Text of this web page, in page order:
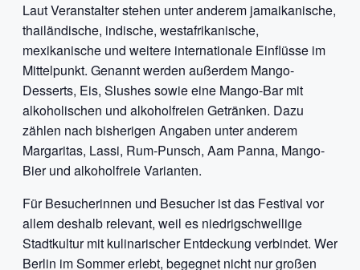
Laut Veranstalter stehen unter anderem jamaikanische,
thailändische, indische, westafrikanische,
mexikanische und weitere internationale Einflüsse im
Mittelpunkt. Genannt werden außerdem Mango-
Desserts, Eis, Slushes sowie eine Mango-Bar mit
alkoholischen und alkoholfreien Getränken. Dazu
zählen nach bisherigen Angaben unter anderem
Margaritas, Lassi, Rum-Punsch, Aam Panna, Mango-
Bier und alkoholfreie Varianten.
Für Besucherinnen und Besucher ist das Festival vor
allem deshalb relevant, weil es niedrigschwellige
Stadtkultur mit kulinarischer Entdeckung verbindet. Wer
Berlin im Sommer erlebt, begegnet nicht nur großen